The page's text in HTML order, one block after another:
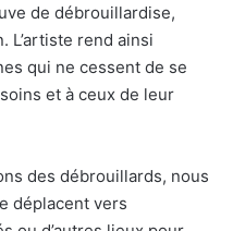
de débrouillardise,
L’artiste rend ainsi
qui ne cessent de se
et à ceux de leur
des débrouillards, nous
déplacent vers